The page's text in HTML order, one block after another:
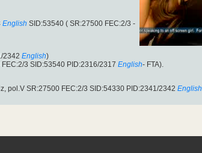
English SID:53540 ( SR:27500 FEC:2/3 -
2342 English)
3 SID:53540 PID:2316/2317 English- FTA).
pol.V SR:27500 FEC:2/3 SID:54330 PID:2341/2342 English